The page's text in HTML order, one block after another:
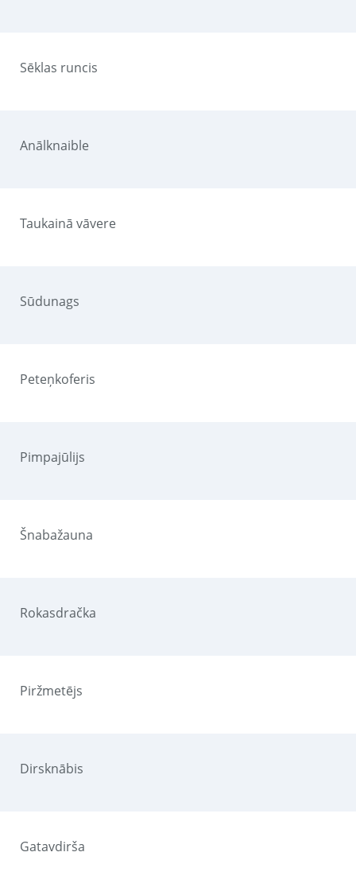
Sēklas runcis
Anālknaible
Taukainā vāvere
Sūdunags
Peteņkoferis
Pimpajūlijs
Šnabažauna
Rokasdračka
Piržmetējs
Dirsknābis
Gatavdirša